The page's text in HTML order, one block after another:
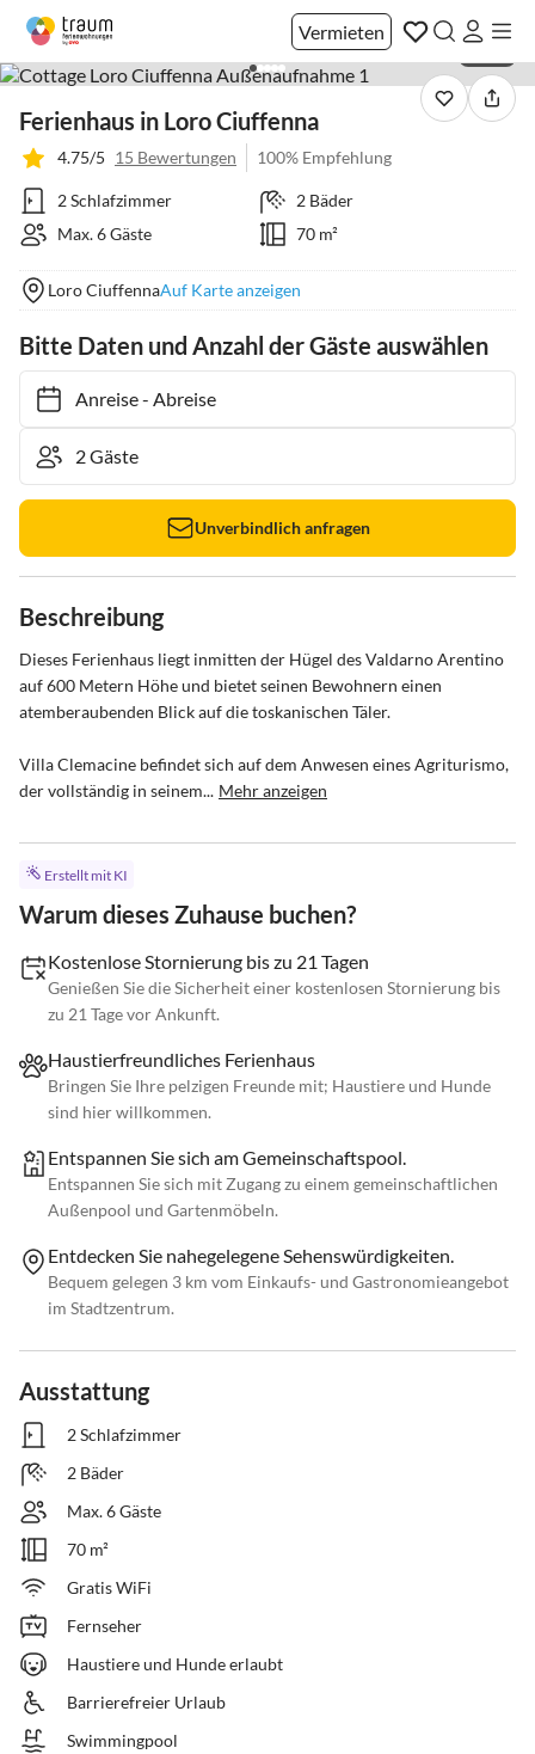
Vermieten
Ferienhaus in Loro Ciuffenna
4.75/5 15 Bewertungen 100% Empfehlung
2 Schlafzimmer
2 Bäder
Max. 6 Gäste
70 m²
Loro CiuffennaAuf Karte anzeigen
Bitte Daten und Anzahl der Gäste auswählen
Anreise- Abreise
Unverbindlich anfragen
Beschreibung
Dieses Ferienhaus liegt inmitten der Hügel des Valdarno Arentino
auf 600 Metern Höhe und bietet seinen Bewohnern einen
atemberaubenden Blick auf die toskanischen Täler.
Villa Clemacine befindet sich auf dem Anwesen eines Agriturismo,
der vollständig in seinem... Mehr anzeigen
Erstellt mit KI
Warum dieses Zuhause buchen?
Kostenlose Stornierung bis zu 21 Tagen
Genießen Sie die Sicherheit einer kostenlosen Stornierung bis
zu 21 Tage vor Ankunft.
Haustierfreundliches Ferienhaus
Bringen Sie Ihre pelzigen Freunde mit; Haustiere und Hunde
sind hier willkommen.
Entspannen Sie sich am Gemeinschaftspool.
Entspannen Sie sich mit Zugang zu einem gemeinschaftlichen
Außenpool und Gartenmöbeln.
Entdecken Sie nahegelegene Sehenswürdigkeiten.
Bequem gelegen 3 km vom Einkaufs- und Gastronomieangebot
im Stadtzentrum.
Ausstattung
2 Schlafzimmer
2 Bäder
Max. 6 Gäste
70 m²
Gratis WiFi
Fernseher
Haustiere und Hunde erlaubt
Barrierefreier Urlaub
Swimmingpool